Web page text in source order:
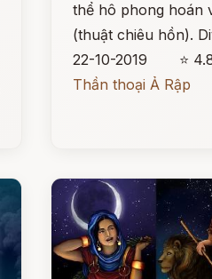
thể hô phong hoán
(thuật chiêu hồn).
22-10-2019
⭐
Thần thoại Ả Rập